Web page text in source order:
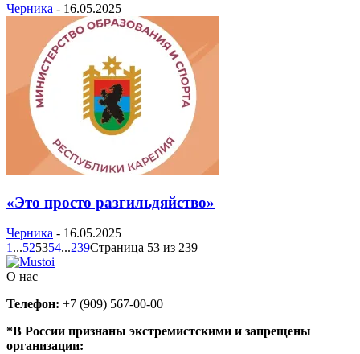
Черника - 16.05.2025
«Это просто разгильдяйство»
Черника - 16.05.2025
1 ...525354...239Страница 53 из 239
О нас
Телефон: +7 (909) 567-00-00
*В России признаны экстремистскими и запрещены
организации: